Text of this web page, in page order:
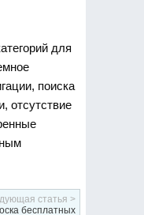
для
поиска
отсутствие
статья >
бесплатных